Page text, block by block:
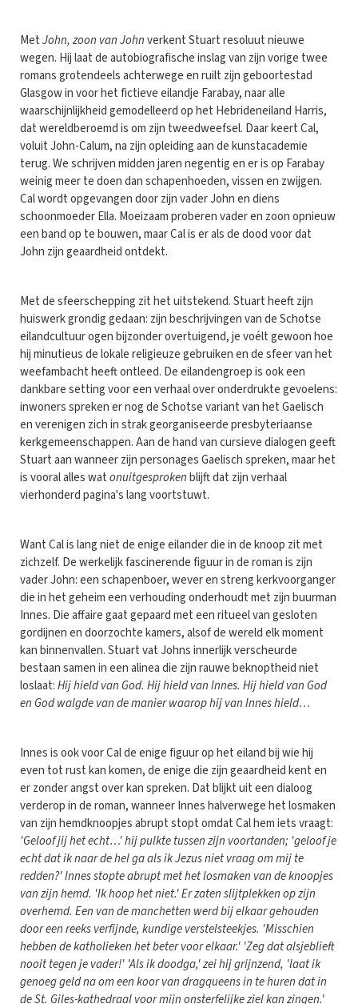
MetJohn, zoon van Johnverkent Stuart resoluut nieuwe
wegen. Hij laat de autobiografische inslag van zijn vorige twee
romans grotendeels achterwege en ruilt zijn geboortestad
Glasgow in voor het fictieve eilandje Farabay, naar alle
waarschijnlijkheid gemodelleerd op het Hebrideneiland Harris,
dat wereldberoemd is om zijn tweedweefsel. Daar keert Cal,
voluit John-Calum, na zijn opleiding aan de kunstacademie
terug. We schrijven midden jaren negentig en er is op Farabay
weinig meer te doen dan schapenhoeden, vissen en zwijgen.
Cal wordt opgevangen door zijn vader John en diens
schoonmoeder Ella. Moeizaam proberen vader en zoon opnieuw
een band op te bouwen, maar Cal is er als de dood voor dat
John zijn geaardheid ontdekt.
Met de sfeerschepping zit het uitstekend. Stuart heeft zijn
huiswerk grondig gedaan: zijn beschrijvingen van de Schotse
eilandcultuur ogen bijzonder overtuigend, je voélt gewoon hoe
hij minutieus de lokale religieuze gebruiken en de sfeer van het
weefambacht heeft ontleed. De eilandengroep is ook een
dankbare setting voor een verhaal over onderdrukte gevoelens:
inwoners spreken er nog de Schotse variant van het Gaelisch
en verenigen zich in strak georganiseerde presbyteriaanse
kerkgemeenschappen. Aan de hand van cursieve dialogen geeft
Stuart aan wanneer zijn personages Gaelisch spreken, maar het
is vooral alles watonuitgesprokenblijft dat zijn verhaal
vierhonderd pagina's lang voortstuwt.
Want Cal is lang niet de enige eilander die in de knoop zit met
zichzelf. De werkelijk fascinerende figuur in de roman is zijn
vader John: een schapenboer, wever en streng kerkvoorganger
die in het geheim een verhouding onderhoudt met zijn buurman
Innes. Die affaire gaat gepaard met een ritueel van gesloten
gordijnen en doorzochte kamers, alsof de wereld elk moment
kan binnenvallen. Stuart vat Johns innerlijk verscheurde
bestaan samen in een alinea die zijn rauwe beknoptheid niet
loslaat:Hij hield van God. Hij hield van Innes. Hij hield van God
en God walgde van de manier waarop hij van Innes hield…
Innes is ook voor Cal de enige figuur op het eiland bij wie hij
even tot rust kan komen, de enige die zijn geaardheid kent en
er zonder angst over kan spreken. Dat blijkt uit een dialoog
verderop in de roman, wanneer Innes halverwege het losmaken
van zijn hemdknoopjes abrupt stopt omdat Cal hem iets vraagt:
'Geloof jij het echt…' hij pulkte tussen zijn voortanden; 'geloof je
echt dat ik naar de hel ga als ik Jezus niet vraag om mij te
redden?' Innes stopte abrupt met het losmaken van de knoopjes
van zijn hemd. 'Ik hoop het niet.' Er zaten slijtplekken op zijn
overhemd. Een van de manchetten werd bij elkaar gehouden
door een reeks verfijnde, kundige verstelsteekjes. 'Misschien
hebben de katholieken het beter voor elkaar.' 'Zeg dat alsjeblieft
nooit tegen je vader!' 'Als ik doodga,' zei hij grijnzend, 'laat ik
genoeg geld na om een koor van dragqueens in te huren dat in
de St. Giles-kathedraal voor mijn onsterfelijke ziel kan zingen.'